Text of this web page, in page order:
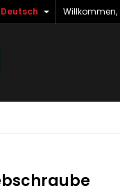
Willkommen,
Deutsch 